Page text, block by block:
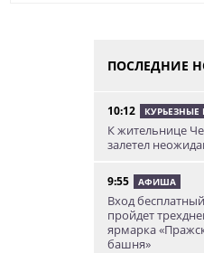
ПОСЛЕДНИЕ
10:12 КУРЬЕЗНЫЕ
К жительнице
залетел
9:55 АФИША
Вход
пройдет
ярмарка
башня»